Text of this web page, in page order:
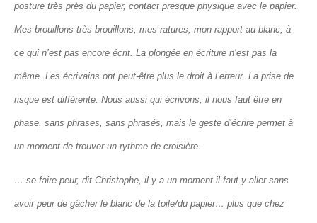
posture très près du papier, contact presque physique avec le papier.
Mes brouillons très brouillons, mes ratures, mon rapport au blanc, à
ce qui n’est pas encore écrit. La plongée en écriture n’est pas la
même. Les écrivains ont peut-être plus le droit à l’erreur. La prise de
risque est différente. Nous aussi qui écrivons, il nous faut être en
phase, sans phrases, sans phrasés, mais le geste d’écrire permet à
un moment de trouver un rythme de croisière.
… se faire peur, dit Christophe, il y a un moment il faut y aller sans
avoir peur de gâcher le blanc de la toile/du papier… plus que chez